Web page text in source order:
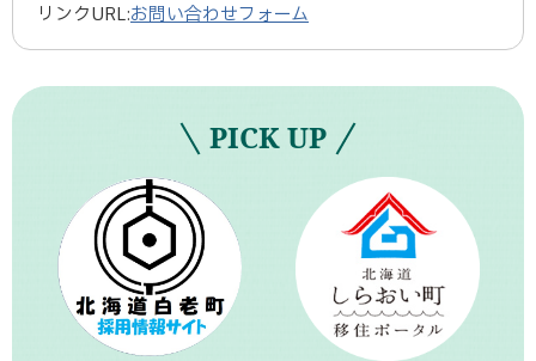
リンクURL:お問い合わせフォーム
PICK UP